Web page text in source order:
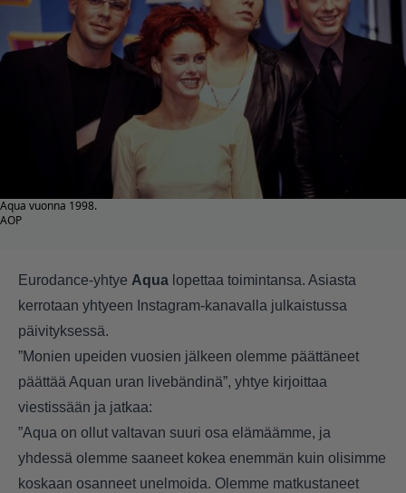
Aqua vuonna 1998.
AOP
Eurodance-yhtye Aqua lopettaa toimintansa. Asiasta
kerrotaan yhtyeen Instagram-kanavalla julkaistussa
päivityksessä.
”Monien upeiden vuosien jälkeen olemme päättäneet
päättää Aquan uran livebändinä”, yhtye kirjoittaa
viestissään ja jatkaa:
”Aqua on ollut valtavan suuri osa elämäämme, ja
yhdessä olemme saaneet kokea enemmän kuin olisimme
koskaan osanneet unelmoida. Olemme matkustaneet